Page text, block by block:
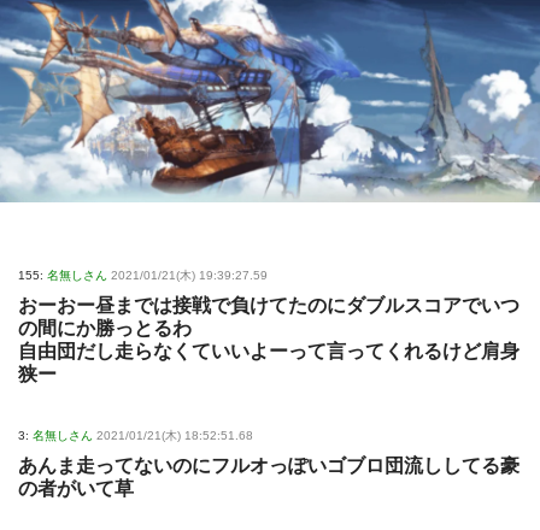
155: 名無しさん 2021/01/21(木) 19:39:27.59
おーおー昼までは接戦で負けてたのにダブルスコアでいつ
の間にか勝っとるわ
自由団だし走らなくていいよーって言ってくれるけど肩身
狭ー
3: 名無しさん 2021/01/21(木) 18:52:51.68
あんま走ってないのにフルオっぽいゴブロ団流ししてる豪
の者がいて草